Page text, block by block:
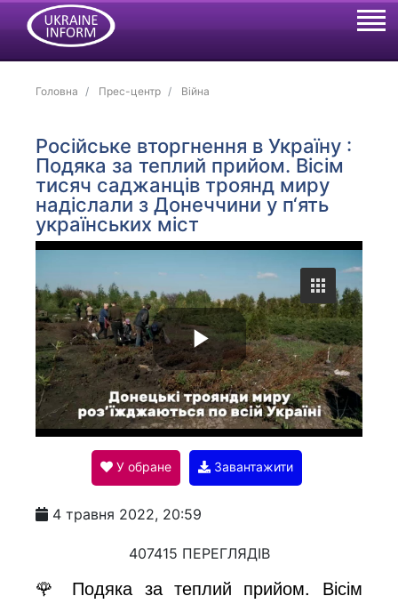
Головна Прес-центр Війна
Російське вторгнення в Україну :
Подяка за теплий прийом. Вісім
тисяч саджанців троянд миру
надіслали з Донеччини у п‘ять
українських міст
P
l
a
y
У обране Завантажити
4 травня 2022, 20:59
407415 ПЕРЕГЛЯДІВ
🌹 Подяка за теплий прийом. Вісім